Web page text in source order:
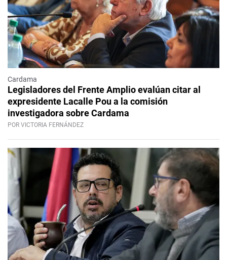
Cardama
Legisladores del Frente Amplio evalúan citar al
expresidente Lacalle Pou a la comisión
investigadora sobre Cardama
POR VICTORIA FERNÁNDEZ